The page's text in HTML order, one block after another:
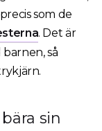
som de
. Det är
så
sin